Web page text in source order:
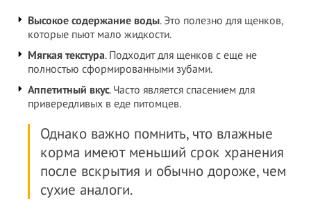
Высокое содержание воды. Это полезно для щенков,
которые пьют мало жидкости.
Мягкая текстура. Подходит для щенков с еще не
полностью сформированными зубами.
Аппетитный вкус. Часто является спасением для
привередливых в еде питомцев.
Однако важно помнить, что влажные
корма имеют меньший срок хранения
после вскрытия и обычно дороже, чем
сухие аналоги.